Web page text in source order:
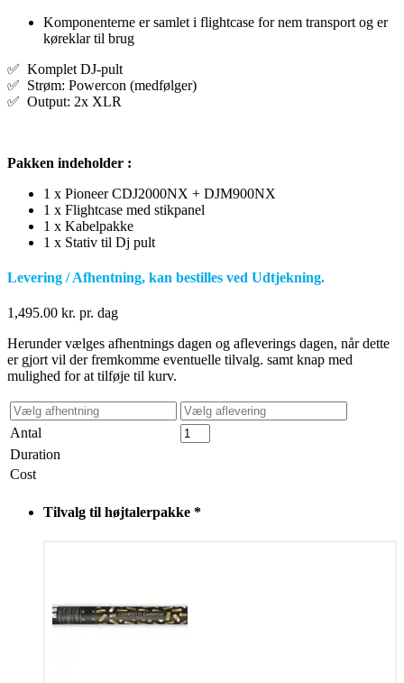
Komponenterne er samlet i flightcase for nem transport og er
køreklar til brug
✅ Komplet DJ-pult
✅ Strøm: Powercon (medfølger)
✅ Output: 2x XLR
Pakken indeholder :
1 x Pioneer CDJ2000NX + DJM900NX
1 x Flightcase med stikpanel
1 x Kabelpakke
1 x Stativ til Dj pult
Levering / Afhentning, kan bestilles ved Udtjekning.
1,495.00 kr. pr. dag
Herunder vælges afhentnings dagen og afleverings dagen, når dette
er gjort vil der fremkomme eventuelle tilvalg. samt knap med
mulighed for at tilføje til kurv.
Antal
Duration
Cost
Tilvalg til højtalerpakke *